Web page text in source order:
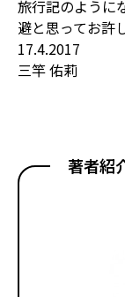
旅行記のように
避と思ってお許
17.4.2017
三竿 佑莉
著者紹